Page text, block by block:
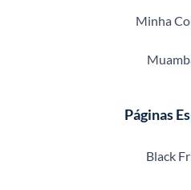
Minha
Páginas
Black